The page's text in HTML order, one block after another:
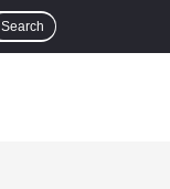
Search